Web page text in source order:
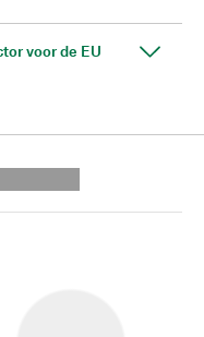
voor de EU